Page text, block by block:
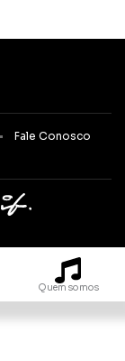
Fale Conosco
Quem somos